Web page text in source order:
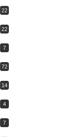
22
22
7
72
14
4
7